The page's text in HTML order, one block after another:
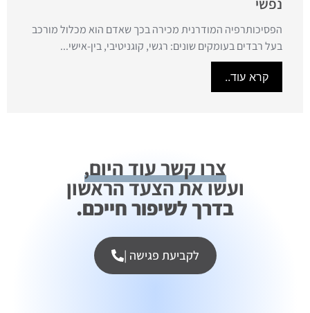
נפשי
הפסיכותרפיה המודרנית מכירה בכך שאדם הוא מכלול מורכב
בעל רבדים בעומקים שונים: רגשי, קוגניטיבי, בין-אישי...
קרא עוד..
צרו קשר עוד היום,
ועשו את הצעד הראשון
בדרך לשיפור חייכם.
לקביעת פגישה |